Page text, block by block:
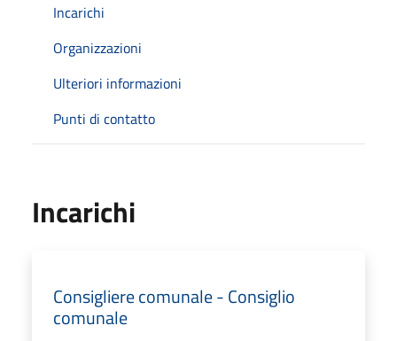
Incarichi
Organizzazioni
Ulteriori informazioni
Punti di contatto
Incarichi
Consigliere comunale - Consiglio
comunale